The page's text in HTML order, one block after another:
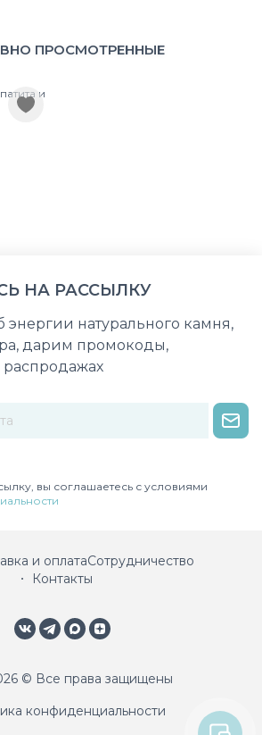
ПРОСМОТРЕННЫЕ
и
НА РАССЫЛКУ
энергии натурального камня,
дарим промокоды,
вы соглашаетесь с условиями
и оплатаСотрудничество
Контакты
© Все права защищены
конфиденциальности